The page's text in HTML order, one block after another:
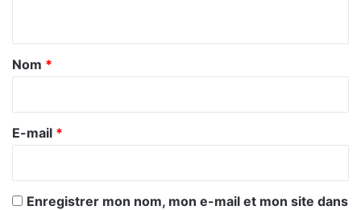
a
e
Nom *
E-mail *
Enregistrer mon nom, mon e-mail et mon site dans